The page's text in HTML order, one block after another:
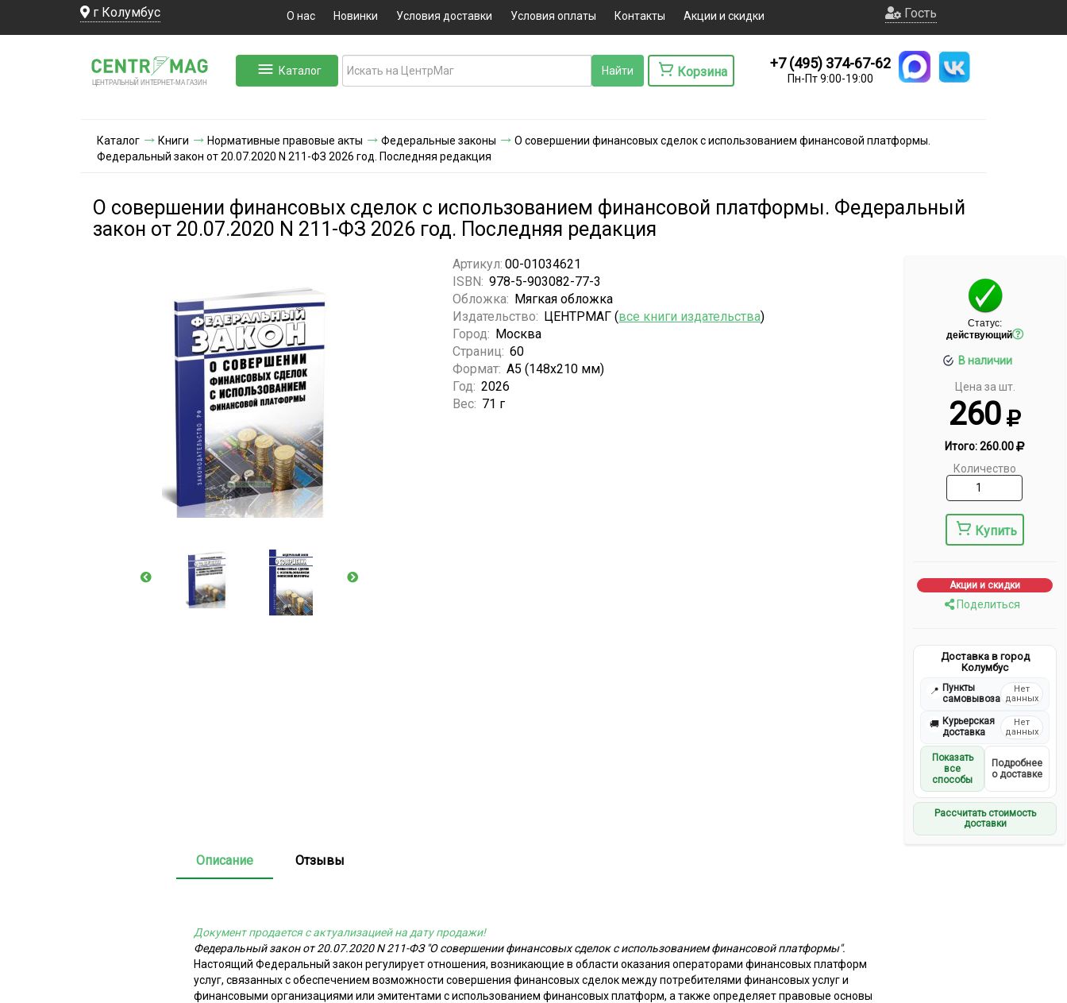
г Колумбус О нас Новинки Условия доставки Условия оплаты Контакты Акции и скидки Гость
ЦЕНТРАЛЬНЫЙ ИНТЕРНЕТ-МА ГАЗИН
Каталог Корзина
+7 (495) 374-67-62
Пн-Пт 9:00-19:00
Каталог Книги Нормативные правовые акты Федеральные законы
О совершении финансовых сделок с использованием финансовой платформы.
Федеральный закон от 20.07.2020 N 211-ФЗ 2026 год. Последняя редакция
О совершении финансовых сделок с использованием финансовой платформы. Федеральный
закон от 20.07.2020 N 211-ФЗ 2026 год. Последняя редакция
Статус:
действующий
В наличии
Цена за шт.
260
Итого:260.00
Количество
Купить
Акции и скидки
Поделиться
Доставка в город
Колумбус
📍 Пункты
самовывоза
Нет
данных
🚚 Курьерская
доставка
Нет
данных
Показать
все
способы
Подробнее
о доставке
Рассчитать стоимость
доставки
Артикул: 00-01034621
ISBN: 978-5-903082-77-3
Обложка: Мягкая обложка
Издательство: ЦЕНТРМАГ (все книги издательства)
Город: Москва
Страниц: 60
Формат: А5 (148x210 мм)
Год: 2026
Вес: 71 г
Описание Отзывы
Документ продается с актуализацией на дату продажи!
Федеральный закон от 20.07.2020 N 211-ФЗ "О совершении финансовых сделок с использованием финансовой платформы".
Настоящий Федеральный закон регулирует отношения, возникающие в области оказания операторами финансовых платформ
услуг, связанных с обеспечением возможности совершения финансовых сделок между потребителями финансовых услуг и
финансовыми организациями или эмитентами с использованием финансовых платформ, а также определяет правовые основы